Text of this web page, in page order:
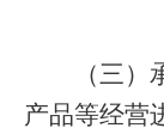
（三
产品等经营